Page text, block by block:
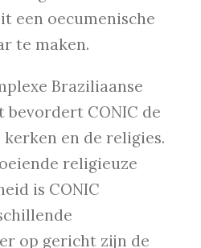
een oecumenische
te maken.
Braziliaanse
CONIC de
en de religies.
religieuze
is CONIC
op gericht zijn de